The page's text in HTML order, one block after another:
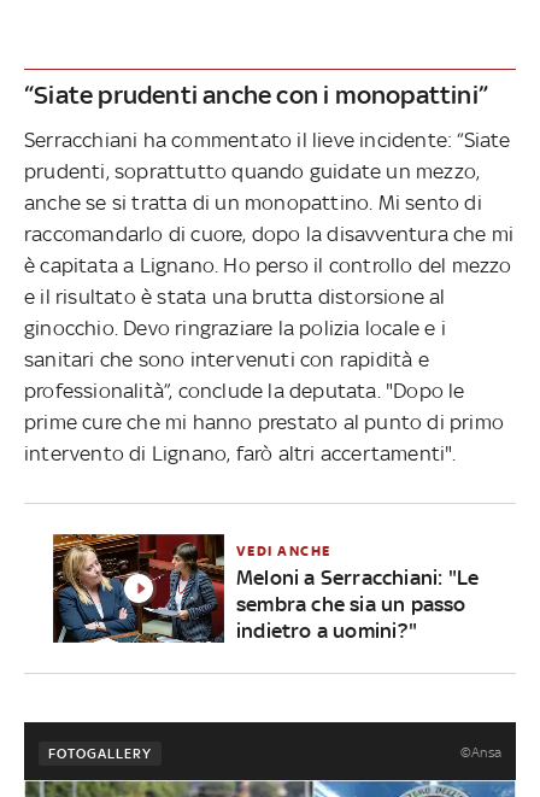
“Siate prudenti anche con i monopattini”
Serracchiani ha commentato il lieve incidente: “Siate
prudenti, soprattutto quando guidate un mezzo,
anche se si tratta di un monopattino. Mi sento di
raccomandarlo di cuore, dopo la disavventura che mi
è capitata a Lignano. Ho perso il controllo del mezzo
e il risultato è stata una brutta distorsione al
ginocchio. Devo ringraziare la polizia locale e i
sanitari che sono intervenuti con rapidità e
professionalità”, conclude la deputata. "Dopo le
prime cure che mi hanno prestato al punto di primo
intervento di Lignano, farò altri accertamenti".
VEDI ANCHE
Meloni a Serracchiani: "Le
sembra che sia un passo
indietro a uomini?"
FOTOGALLERY ©Ansa